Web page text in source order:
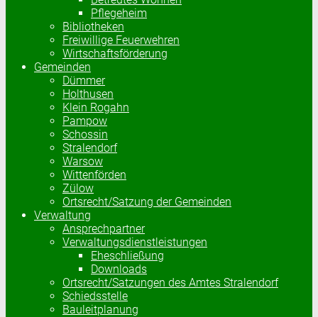
Pflegeheim
Bibliotheken
Freiwillige Feuerwehren
Wirtschaftsförderung
Gemeinden
Dümmer
Holthusen
Klein Rogahn
Pampow
Schossin
Stralendorf
Warsow
Wittenförden
Zülow
Ortsrecht/Satzung der Gemeinden
Verwaltung
Ansprechpartner
Verwaltungsdienstleistungen
Eheschließung
Downloads
Ortsrecht/Satzungen des Amtes Stralendorf
Schiedsstelle
Bauleitplanung